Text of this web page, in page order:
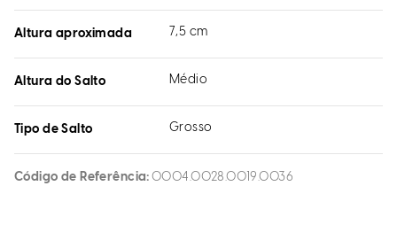
Altura aproximada 7,5 cm
Altura do Salto Médio
Tipo de Salto Grosso
Código de Referência 0004.0028.0019.0036